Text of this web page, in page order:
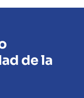
de la